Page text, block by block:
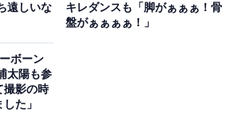
遠しいな
キレダンスも「脚がぁぁぁ！骨
盤がぁぁぁぁ！」
ボーン
太陽も参
撮影の時
た」